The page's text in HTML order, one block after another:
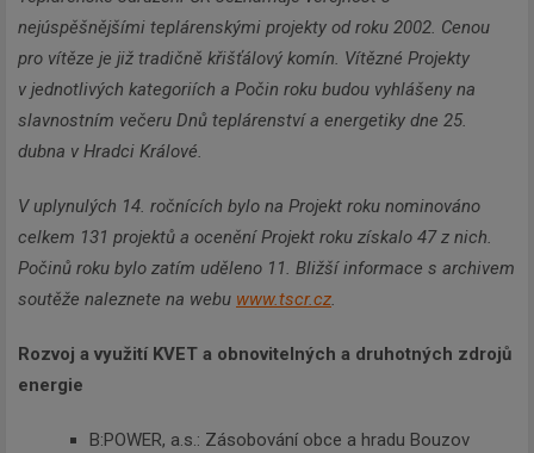
nejúspěšnějšími teplárenskými projekty od roku 2002. Cenou
pro vítěze je již tradičně křišťálový komín. Vítězné Projekty
v jednotlivých kategoriích a Počin roku budou vyhlášeny na
slavnostním večeru Dnů teplárenství a energetiky dne 25.
dubna v Hradci Králové.
V uplynulých 14. ročnících bylo na Projekt roku nominováno
celkem 131 projektů a ocenění Projekt roku získalo 47 z nich.
Počinů roku bylo zatím uděleno 11. Bližší informace s archivem
soutěže naleznete na webu www.tscr.cz.
Rozvoj a využití KVET a obnovitelných a druhotných zdrojů
energie
B:POWER, a.s.: Zásobování obce a hradu Bouzov